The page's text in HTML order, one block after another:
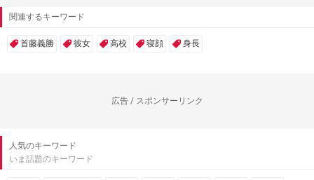
関連するキーワード
首藤義勝 彼女 高校 寝顔 身長
広告 / スポンサーリンク
人気のキーワード
いま話題のキーワード